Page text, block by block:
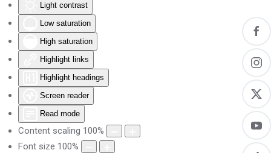
Light contrast
Low saturation
High saturation
Highlight links
Highlight headings
Screen reader
Read mode
Content scaling 100%
Font size 100%